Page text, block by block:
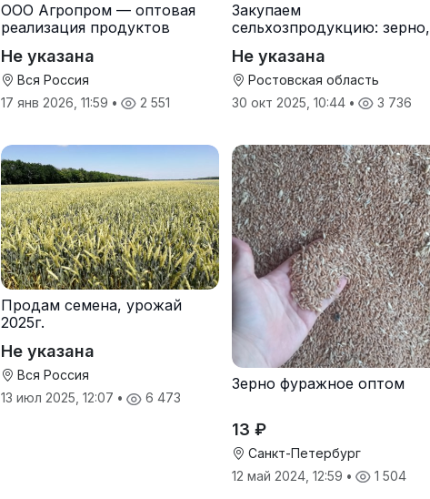
ООО Агропром — оптовая
реализация продуктов
Не указана
Вся Россия
17 янв 2026, 11:59 • 2 551
Закупаем
сельхозпродукцию: зерно,
Не указана
Ростовская область
30 окт 2025, 10:44 • 3 736
Продам семена, урожай
2025г.
Не указана
Вся Россия
13 июл 2025, 12:07 • 6 473
Зерно фуражное оптом
13 ₽
Санкт-Петербург
12 май 2024, 12:59 • 1 504